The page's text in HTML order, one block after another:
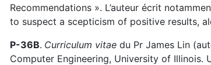
Recommendations ». L’auteur écrit
to suspect a scepticism of positive results,
P-36B. Curriculum vitae du Pr James Lin
Computer Engineering, University of Illinois.